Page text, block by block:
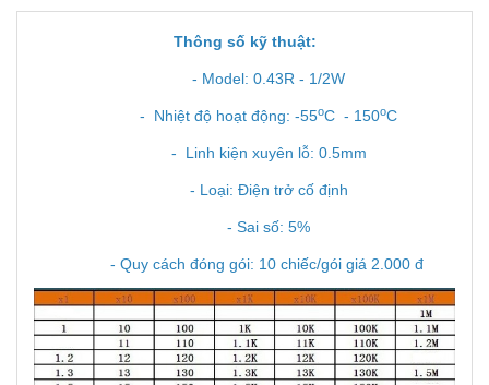
Thông số kỹ thuật:
- Model: 0.43R - 1/2W
- Nhiệt độ hoạt động: -55oC - 150oC
- Linh kiện xuyên lỗ: 0.5mm
- Loại: Điện trở cố định
- Sai số: 5%
- Quy cách đóng gói: 10 chiếc/gói giá 2.000 đ